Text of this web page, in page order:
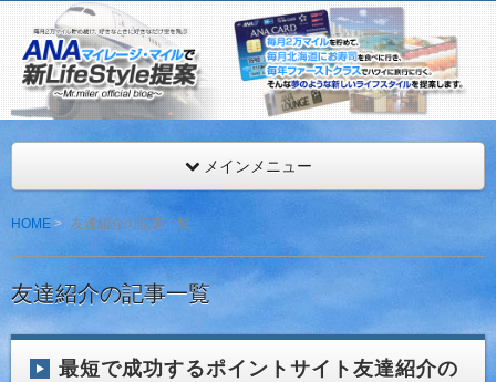
ANAマイレージ・マイルで新LifeStyle提案
ANAマイレージを年間最低216,000マイル獲得するMr.マイラー
見。
メインメニュー
HOME 友達紹介の記事一覧
友達紹介の記事一覧
最短で成功するポイントサイト友達紹介の